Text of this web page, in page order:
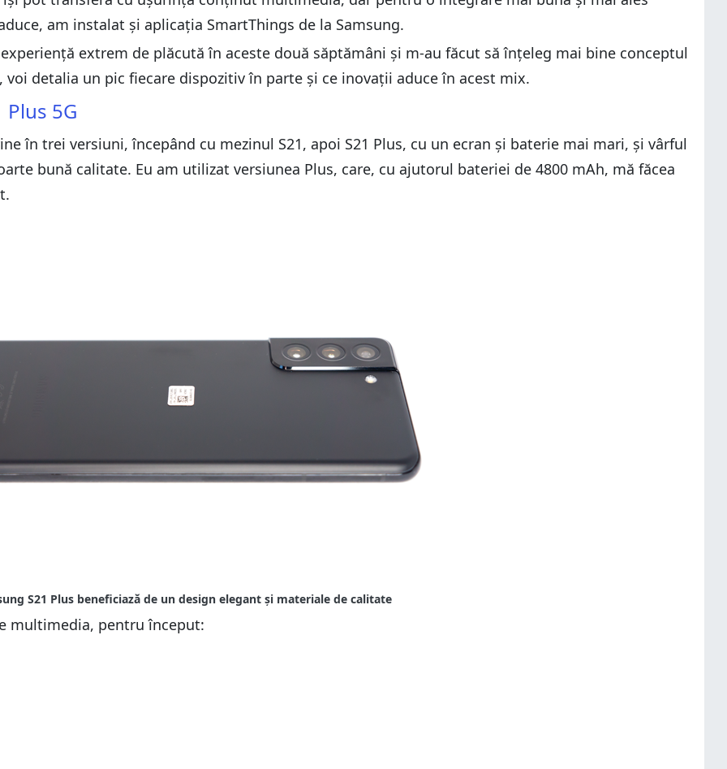
am instalat și aplicația SmartThings de la Samsung.
extrem de plăcută în aceste două săptămâni și m-au făcut să înțeleg mai bine conceptul
voi detalia un pic fiecare dispozitiv în parte și ce inovații aduce în acest mix.
5G
în trei versiuni, începând cu mezinul S21, apoi S21 Plus, cu un ecran și baterie mai mari, și vârful
bună calitate. Eu am utilizat versiunea Plus, care, cu ajutorul bateriei de 4800 mAh, mă făcea
multimedia, pentru început: